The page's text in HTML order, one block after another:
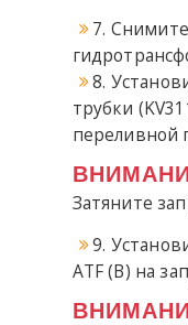
7.
8.
трубки
переливной
Затяните
9.
ATF (B) на